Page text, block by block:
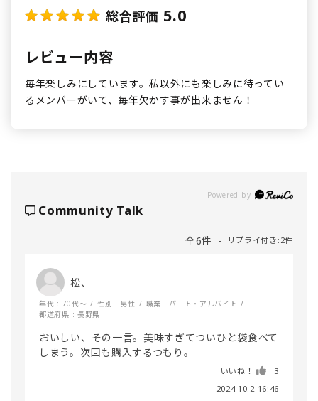
総合評価 5.0
レビュー内容
毎年楽しみにしています。私以外にも楽しみに待ってい
るメンバーがいて、毎年欠かす事が出来ません！
Powered by
Community Talk
全6件 リプライ付き:2件
松、
年代 : 70代～ 性別 : 男性
職業 : パート・アルバイト
都道府県 : 長野県
おいしい、その一言。美味すぎてついひと袋食べて
しまう。次回も購入するつもり。
いいね！
3
2024.10.2 16:46